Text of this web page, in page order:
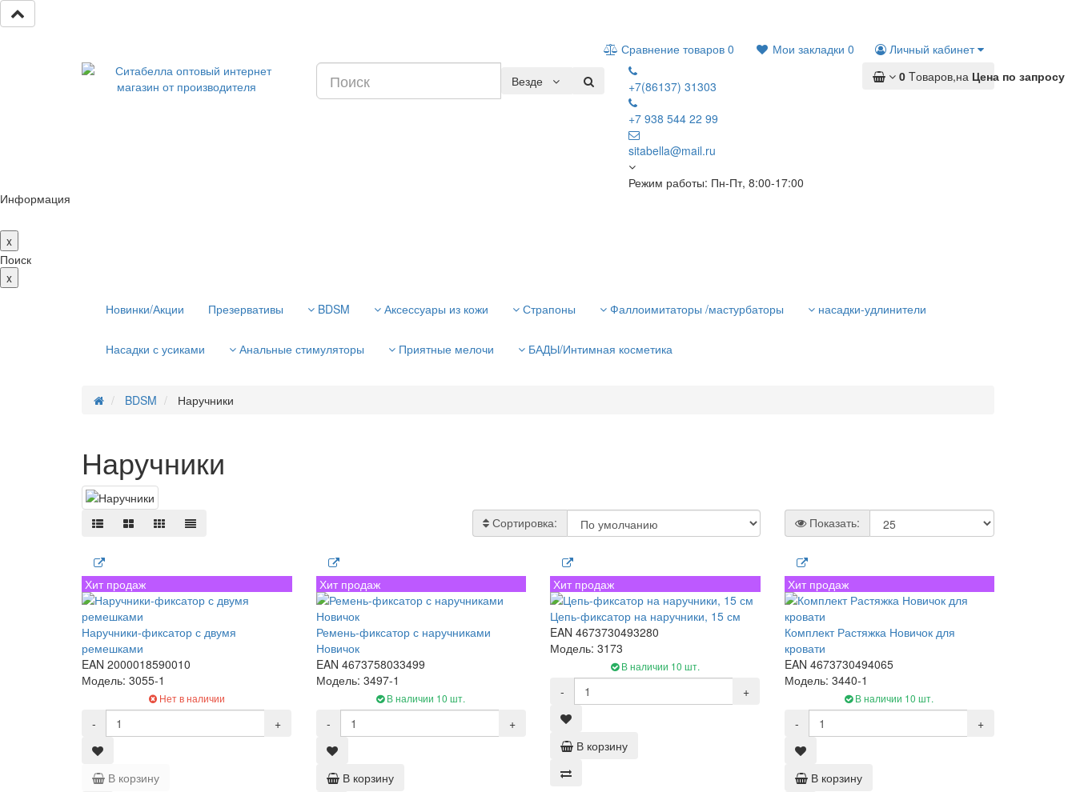
Личный кабинет
Мои закладки 0
Сравнение товаров 0
+7(86137) 31303
+7 938 544 22 99
sitabella@mail.ru
Режим работы: Пн-Пт, 8:00-17:00
0 Tоваров,на Цена по запросу
Везде
Информация
x
Поиск
x
Новинки/Акции
Презервативы BDSM Аксессуары из кожи Страпоны Фаллоимитаторы /мастурбаторы насадки-удлинители
Насадки с усиками Анальные стимуляторы Приятные мелочи БАДЫ/Интимная косметика
BDSM Наручники
Наручники
Сортировка: Показать:
Хит продаж
Наручники-фиксатор с двумя
ремешками
EAN 2000018590010
Модель: 3055-1
Нет в наличии
- +
В корзину
Хит продаж
Ремень-фиксатор с наручниками
Новичок
EAN 4673758033499
Модель: 3497-1
В наличии 10 шт.
- +
В корзину
Хит продаж
Цепь-фиксатор на наручники, 15 см
EAN 4673730493280
Модель: 3173
В наличии 10 шт.
- +
В корзину
Хит продаж
Комплект Растяжка Новичок для
кровати
EAN 4673730494065
Модель: 3440-1
В наличии 10 шт.
- +
В корзину